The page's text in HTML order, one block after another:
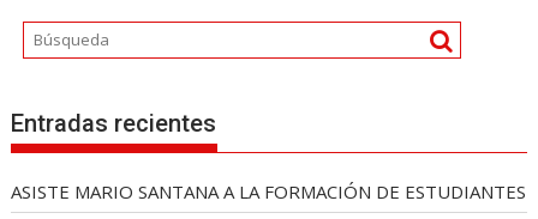
Entradas recientes
ASISTE MARIO SANTANA A LA FORMACIÓN DE ESTUDIANTES